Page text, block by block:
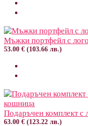
Мъжки портфейл с
53.00 € (103.66 лв.)
Подаръчен комплект
63.00 € (123.22 лв.)